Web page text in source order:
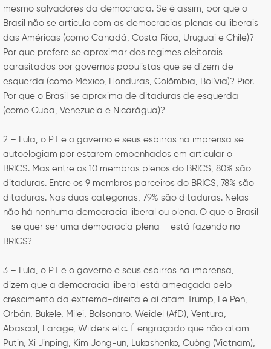
mesmo salvadores da democracia. Se é assim, por que o
Brasil não se articula com as democracias plenas ou liberais
das Américas (como Canadá, Costa Rica, Uruguai e Chile)?
Por que prefere se aproximar dos regimes eleitorais
parasitados por governos populistas que se dizem de
esquerda (como México, Honduras, Colômbia, Bolívia)? Pior.
Por que o Brasil se aproxima de ditaduras de esquerda
(como Cuba, Venezuela e Nicarágua)?
2 – Lula, o PT e o governo e seus esbirros na imprensa se
autoelogiam por estarem empenhados em articular o
BRICS. Mas entre os 10 membros plenos do BRICS, 80% são
ditaduras. Entre os 9 membros parceiros do BRICS, 78% são
ditaduras. Nas duas categorias, 79% são ditaduras. Nelas
não há nenhuma democracia liberal ou plena. O que o Brasil
– se quer ser uma democracia plena – está fazendo no
BRICS?
3 – Lula, o PT e o governo e seus esbirros na imprensa,
dizem que a democracia liberal está ameaçada pelo
crescimento da extrema-direita e aí citam Trump, Le Pen,
Orbán, Bukele, Milei, Bolsonaro, Weidel (AfD), Ventura,
Abascal, Farage, Wilders etc. É engraçado que não citam
Putin, Xi Jinping, Kim Jong-un, Lukashenko, Cuòng (Vietnam),